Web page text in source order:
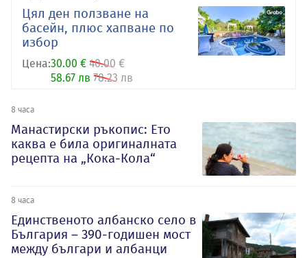
Цял ден ползване на
басейн, плюс хапване по
избор
Цена:30.00 € 40.00 €
58.67 лв 78.23 лв
8 часа
Манастирски ръкопис: Ето
каква е била оригиналната
рецепта на „Кока-Кола“
8 часа
Единственото албанско село в
България – 390-годишен мост
между българи и албанци